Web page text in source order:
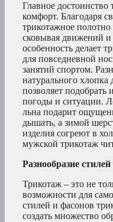
Главное достоинство
комфорт. Благодаря
трикотажное полотно
сковывая движений и
особенность делает
для повседневной
занятий спортом.
натурального
позволяет
погоды и ситуации.
льна подарит
дышать, а зимой
изделия согреют в
мужской трикотаж
Разнообразие
Трикотаж – это не
возможности для
стилей и фасонов
создать множество